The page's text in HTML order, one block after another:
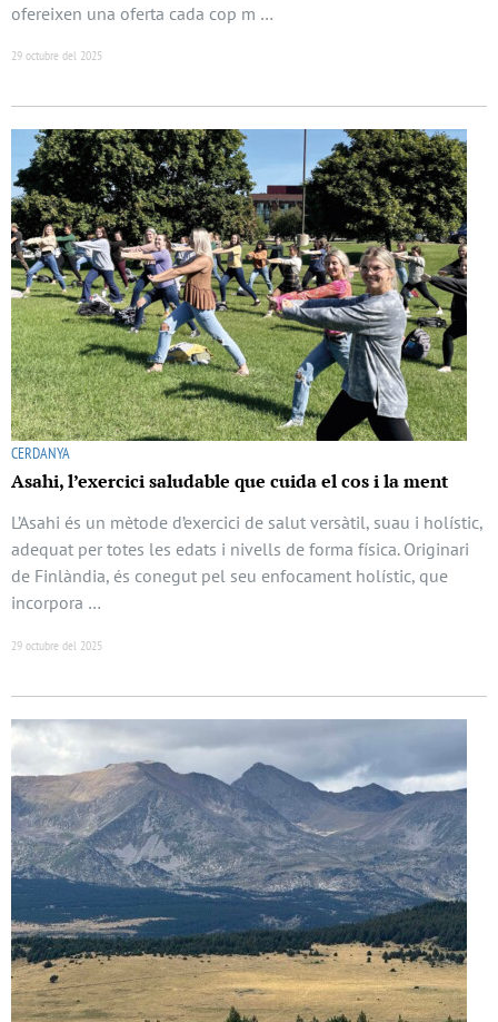
ofereixen una oferta cada cop m …
29 octubre del 2025
CERDANYA
Asahi, l’exercici saludable que cuida el cos i la ment
L’Asahi és un mètode d’exercici de salut versàtil, suau i holístic,
adequat per totes les edats i nivells de forma física. Originari
de Finlàndia, és conegut pel seu enfocament holístic, que
incorpora …
29 octubre del 2025